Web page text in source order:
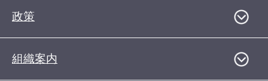
政策
組織案内